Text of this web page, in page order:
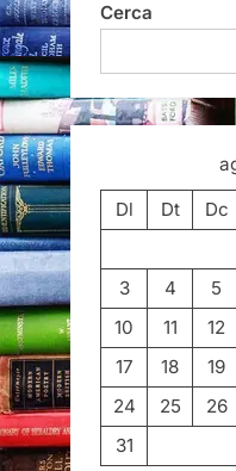
Cerca
Dl
Dt Dc
3
4 5
10
11 12
17
18 19
24
25 26
31